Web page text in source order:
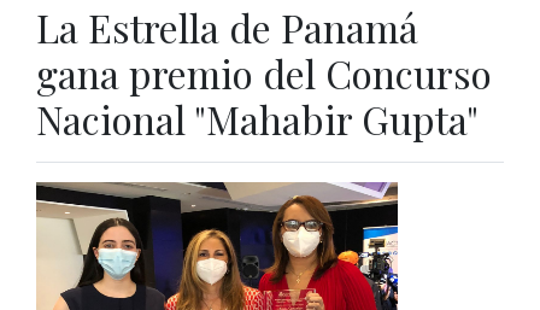
La Estrella de Panamá
gana premio del Concurso
Nacional "Mahabir Gupta"